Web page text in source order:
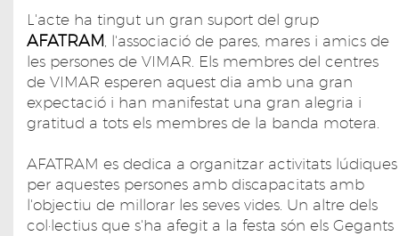
L'acte ha tingut un gran suport del grup
AFATRAM, l'associació de pares, mares i amics de
les persones de VIMAR. Els membres del centres
de VIMAR esperen aquest dia amb una gran
expectació i han manifestat una gran alegria i
gratitud a tots els membres de la banda motera.
AFATRAM es dedica a organitzar activitats lúdiques
per aquestes persones amb discapacitats amb
l'objectiu de millorar les seves vides. Un altre dels
col·lectius que s'ha afegit a la festa són els Gegants